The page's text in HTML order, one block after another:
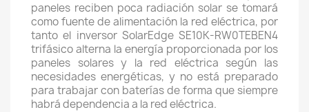
paneles reciben poca radiación solar se tomará
como fuente de alimentación la red eléctrica, por
tanto el inversor SolarEdge SE10K-RW0TEBEN4
trifásico alterna la energía proporcionada por los
paneles solares y la red eléctrica según las
necesidades energéticas, y no está preparado
para trabajar con baterías de forma que siempre
habrá dependencia a la red eléctrica.